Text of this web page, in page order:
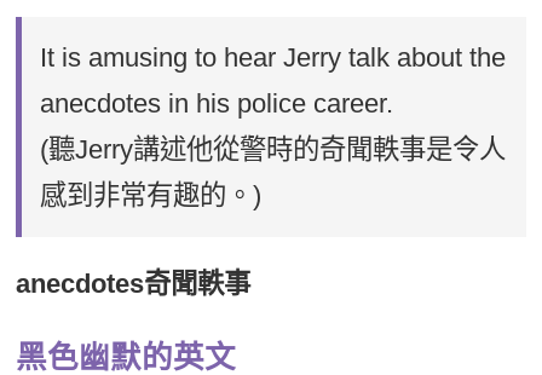
It is amusing to hear Jerry talk about the
anecdotes in his police career.
(聽Jerry講述他從警時的奇聞軼事是令人
感到非常有趣的。)
anecdotes奇聞軼事
黑色幽默的英文